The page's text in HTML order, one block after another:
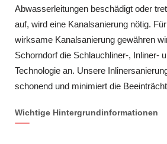
Abwasserleitungen beschädigt oder
auf, wird eine Kanalsanierung nötig.
wirksame Kanalsanierung gewähren
Schorndorf die Schlauchliner-, Inliner-
Technologie an. Unsere
schonend und minimiert die
Wichtige Hintergrundinformationen